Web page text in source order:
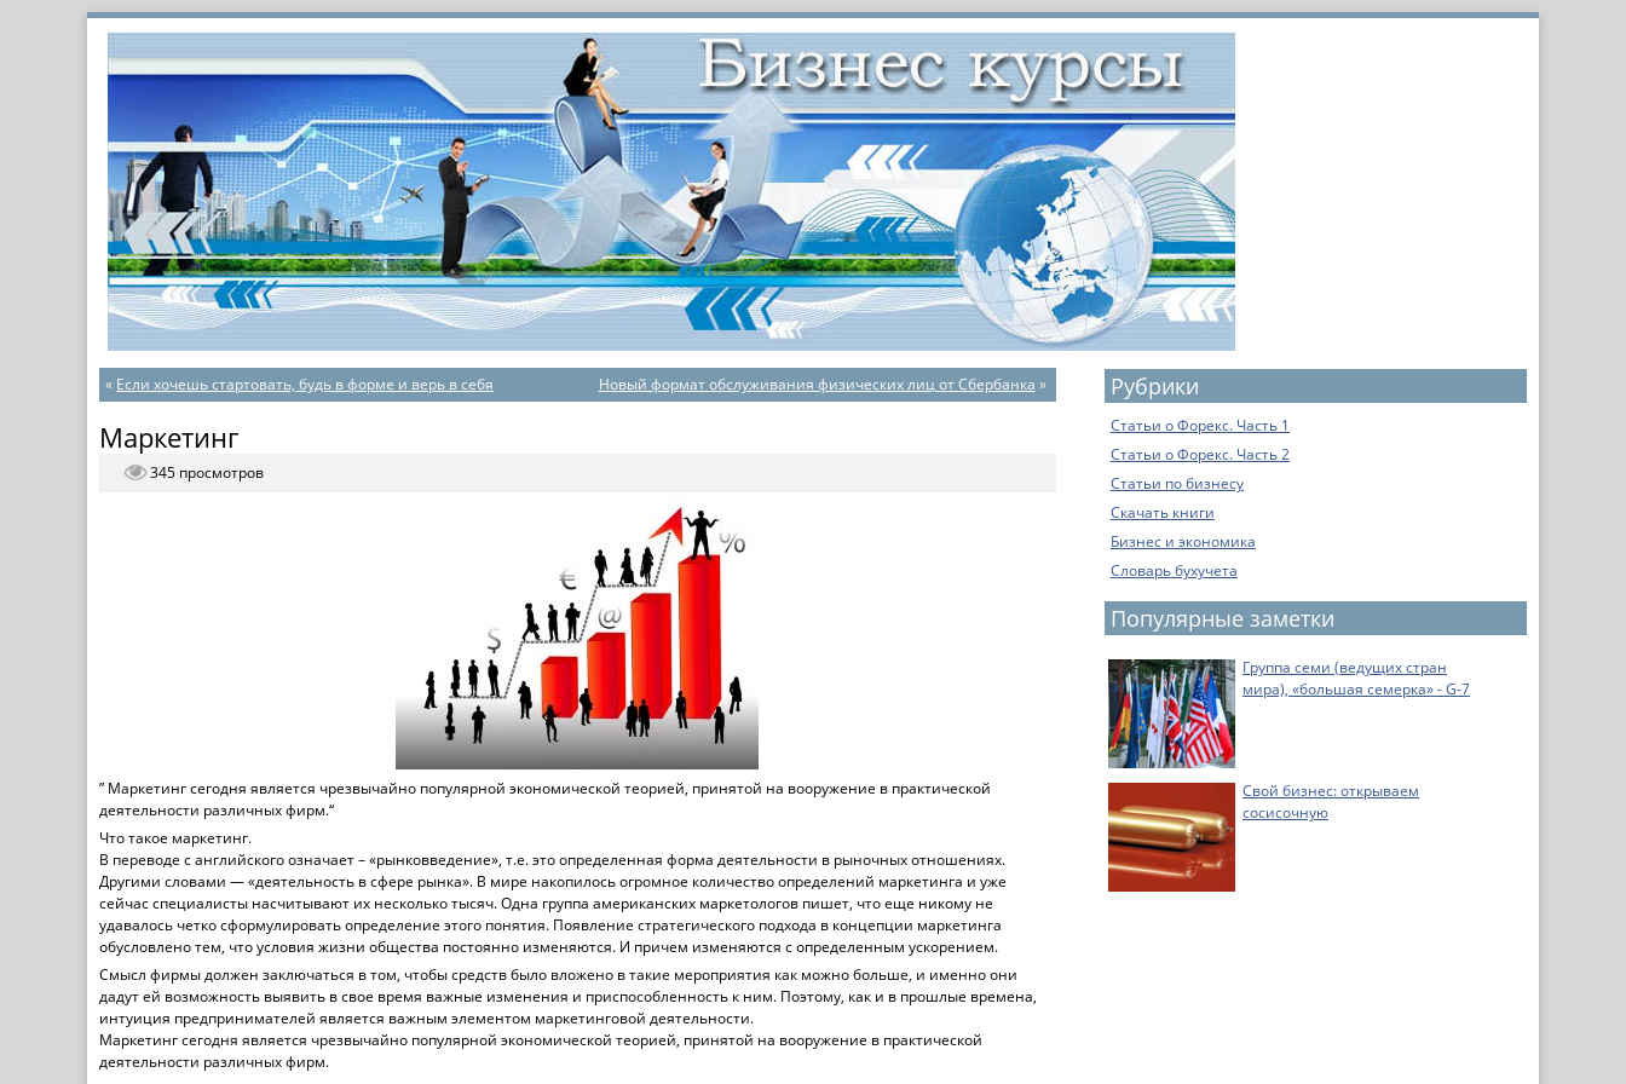
« Если хочешь стартовать, будь в форме и верь в себя Новый формат обслуживания физических лиц от Сбербанка »
Маркетинг
345 просмотров
” Маркетинг сегодня является чрезвычайно популярной экономической теорией, принятой на вооружение в практической
деятельности различных фирм.“
Что такое маркетинг.
В переводе с английского означает – «рынковведение», т.е. это определенная форма деятельности в рыночных отношениях.
Другими словами — «деятельность в сфере рынка». В мире накопилось огромное количество определений маркетинга и уже
сейчас специалисты насчитывают их несколько тысяч. Одна группа американских маркетологов пишет, что еще никому не
удавалось четко сформулировать определение этого понятия. Появление стратегического подхода в концепции маркетинга
обусловлено тем, что условия жизни общества постоянно изменяются. И причем изменяются с определенным ускорением.
Смысл фирмы должен заключаться в том, чтобы средств было вложено в такие мероприятия как можно больше, и именно они
дадут ей возможность выявить в свое время важные изменения и приспособленность к ним. Поэтому, как и в прошлые времена,
интуиция предпринимателей является важным элементом маркетинговой деятельности.
Маркетинг сегодня является чрезвычайно популярной экономической теорией, принятой на вооружение в практической
деятельности различных фирм.
Рубрики
Статьи о Форекс. Часть 1
Статьи о Форекс. Часть 2
Статьи по бизнесу
Скачать книги
Бизнес и экономика
Словарь бухучета
Популярные заметки
Группа семи (ведущих стран
мира), «большая семерка» - G-7
Свой бизнес: открываем
сосисочную